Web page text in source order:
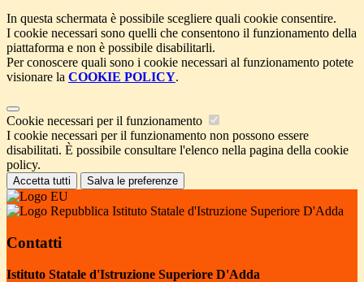
In questa schermata è possibile scegliere quali cookie consentire.
I cookie necessari sono quelli che consentono il funzionamento della
piattaforma e non è possibile disabilitarli.
Per conoscere quali sono i cookie necessari al funzionamento potete
visionare la COOKIE POLICY.
Cookie necessari per il funzionamento
I cookie necessari per il funzionamento non possono essere
disabilitati. È possibile consultare l'elenco nella pagina della cookie
policy.
Accetta tutti Salva le preferenze
Istituto Statale d'Istruzione Superiore D'Adda
Contatti
Istituto Statale d'Istruzione Superiore D'Adda